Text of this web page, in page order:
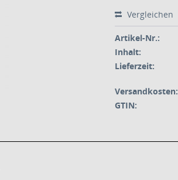
Vergleichen
Artikel-Nr.:
Inhalt:
Lieferzeit:
Versandkosten:
GTIN: